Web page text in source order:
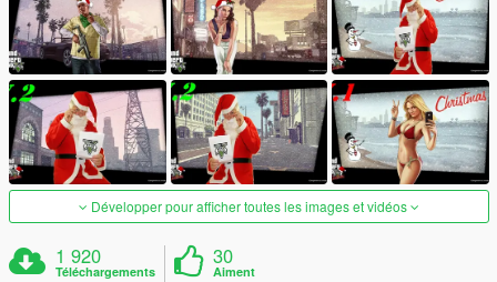
Développer pour afficher toutes les images et vidéos
1 920
Téléchargements
30
Aiment